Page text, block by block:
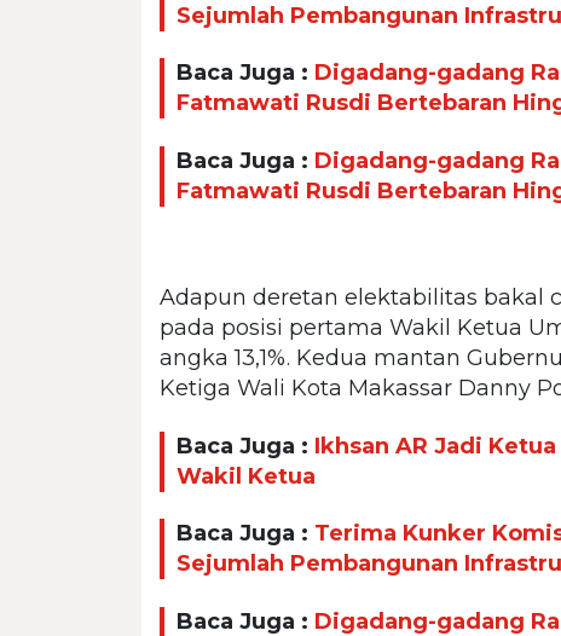
Sejumlah Pembangunan
Baca Juga : Digadang-gadang
Fatmawati Rusdi Bertebaran
Baca Juga : Digadang-gadang
Fatmawati Rusdi Bertebaran
Adapun deretan elektabilitas bakal
pada posisi pertama Wakil Ketua
angka 13,1%. Kedua mantan
Ketiga Wali Kota Makassar Danny
Baca Juga : Ikhsan AR Jadi
Wakil Ketua
Baca Juga : Terima Kunker
Sejumlah Pembangunan
Baca Juga : Digadang-gadang